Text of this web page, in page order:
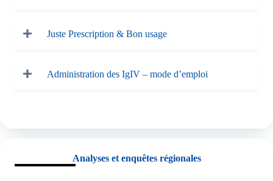
Juste Prescription & Bon usage
Administration des IgIV – mode d’emploi
Analyses et enquêtes régionales